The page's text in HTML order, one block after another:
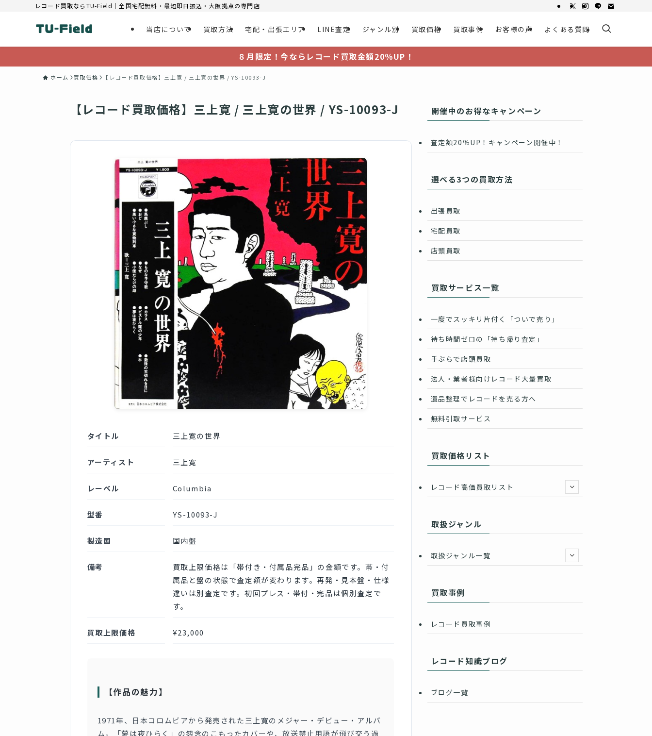
レコード買取ならTU-Field｜全国宅配無料・最短即日振込・大阪拠点の専門店
当店について 買取方法 宅配・出張エリア LINE査定 ジャンル別 買取価格 買取事例 お客様の声 よくある質問
８月限定！今ならレコード買取金額20％UP！
ホーム 買取価格 【レコード買取価格】三上寛 / 三上寛の世界 / YS-10093-J
【レコード買取価格】三上寛 / 三上寛の世界 / YS-10093-J
タイトル 三上寛の世界
アーティスト 三上寛
レーベル Columbia
型番 YS-10093-J
製造国 国内盤
備考
買取上限価格は「帯付き・付属品完品」の金額です。帯・付
属品と盤の状態で査定額が変わります。再発・見本盤・仕様
違いは別査定です。初回プレス・帯付・完品は個別査定で
す。
買取上限価格 ¥23,000
【作品の魅力】
1971年、日本コロムビアから発売された三上寛のメジャー・デビュー・アルバ
ム。「夢は夜ひらく」の怨念のこもったカバーや、放送禁止用語が飛び交う過
開催中のお得なキャンペーン
査定額20％UP！キャンペーン開催中！
選べる3つの買取方法
出張買取
宅配買取
店頭買取
買取サービス一覧
一度でスッキリ片付く「ついで売り」
待ち時間ゼロの「持ち帰り査定」
手ぶらで店頭買取
法人・業者様向けレコード大量買取
遺品整理でレコードを売る方へ
無料引取サービス
買取価格リスト
レコード高価買取リスト
取扱ジャンル
取扱ジャンル一覧
買取事例
レコード買取事例
レコード知識ブログ
ブログ一覧